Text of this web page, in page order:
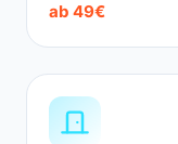
ab 49€